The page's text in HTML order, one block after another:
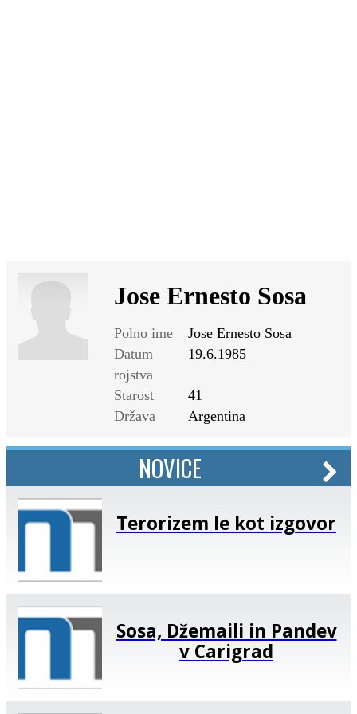
Jose Ernesto Sosa
Polno ime
Jose Ernesto Sosa
Datum
rojstva
19.6.1985
Starost
41
Država
Argentina
NOVICE
Terorizem le kot izgovor
Sosa, Džemaili in Pandev
v Carigrad